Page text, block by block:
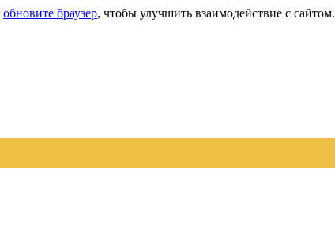
обновите браузер, чтобы улучшить взаимодействие с сайтом.